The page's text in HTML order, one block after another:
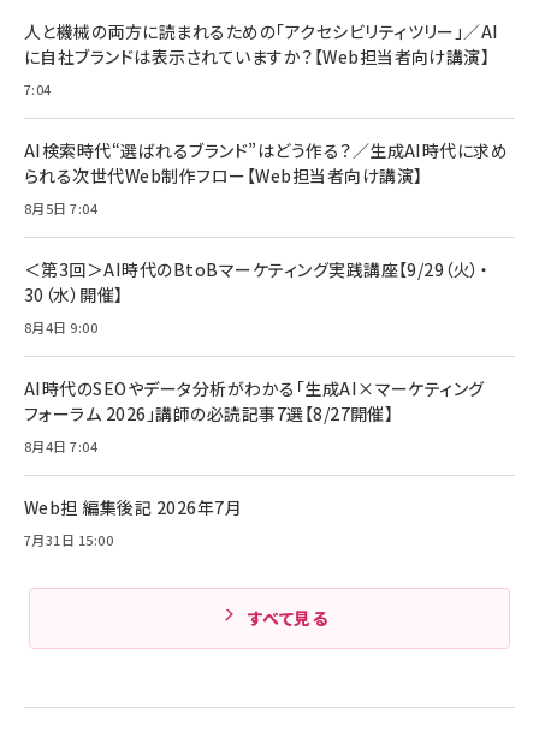
￥1,100
年後半、あなたの恋と運命／山田涼介]
￥880
Amazonランキングをもっと見る
すい ガイド枠付き いPhone17 (6.3インチ) 対応
2枚セット DSP25F1698
￥1,599
【New】Amazon Fire TV Stick HD | 手軽にスト
レイヤー
￥6,980
Anker Soundcore P31i (Bluetooth 6.1) 【完
全ワイヤレスイヤホン/アクティブノイズキャンセリ
ング/マルチポイント接続 / 最大50時間再生 / PSE
Anker PowerLine III Flow USB-C & USB-C
ケーブル Anker絡まないケーブル 240W 結束バン
ド付き USB PD対応 シリコン素材採用 iPhone
17 / 16 / 15 / Galaxy iPad Pro MacBook
Amazonランキングをもっと見る
￥5,000
ケーブル Anker絡まないケーブル 240W 結束バン
17 / 16 / 15 / Galaxy iPad Pro MacBook
Pro/Air 各種対応 (1.8m ミッドナイトブラック)
￥1,890
キャンペーン】
￥4,857
人と機械の両方に読まれるための「アクセシビリティツリー」／AI
に自社ブランドは表示されていますか？【Web担当者向け講演】
7:04
AI検索時代“選ばれるブランド”はどう作る？／生成AI時代に求め
られる次世代Web制作フロー【Web担当者向け講演】
8月5日 7:04
＜第3回＞AI時代のBtoBマーケティング実践講座【9/29（火）・
30（水）開催】
8月4日 9:00
AI時代のSEOやデータ分析がわかる「生成AI×マーケティング
フォーラム 2026」講師の必読記事7選【8/27開催】
8月4日 7:04
Web担 編集後記 2026年7月
7月31日 15:00
すべて見る